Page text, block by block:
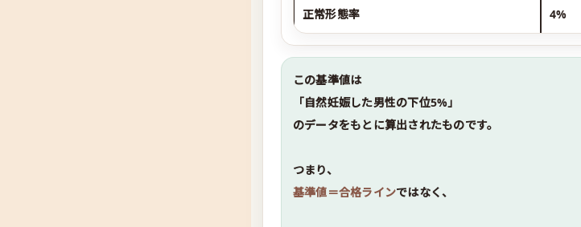
正常形態率 4%
この基準値は
「自然妊娠した男性の下位5%」
のデータをもとに算出されたものです。
つまり、
基準値＝合格ラインではなく、